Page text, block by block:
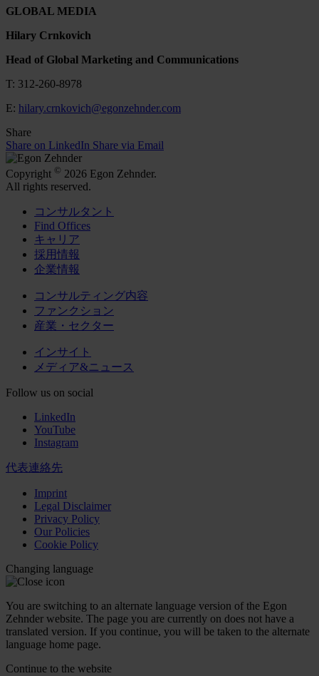
GLOBAL MEDIA
Hilary Crnkovich
Head of Global Marketing and Communications
T: 312-260-8978
E: hilary.crnkovich@egonzehnder.com
Share
Share on LinkedIn Share via Email
Copyright © 2026 Egon Zehnder.
All rights reserved.
コンサルタント
Find Offices
キャリア
採用情報
企業情報
コンサルティング内容
ファンクション
産業・セクター
インサイト
メディア&ニュース
Follow us on social
LinkedIn
YouTube
Instagram
代表連絡先
Imprint
Legal Disclaimer
Privacy Policy
Our Policies
Cookie Policy
Changing language
You are switching to an alternate language version of the Egon
Zehnder website. The page you are currently on does not have a
translated version. If you continue, you will be taken to the alternate
language home page.
Continue to the website